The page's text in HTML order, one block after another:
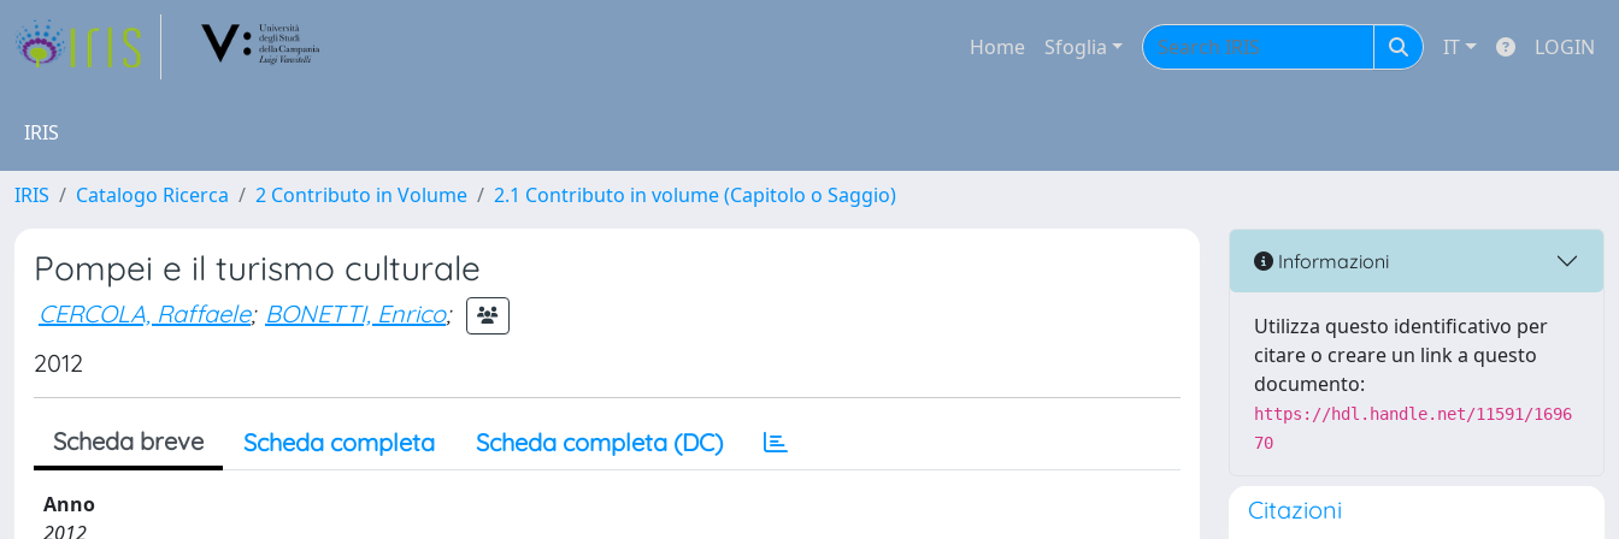
Home Sfoglia IT LOGIN
IRIS
IRIS Catalogo Ricerca 2 Contributo in Volume 2.1 Contributo in volume (Capitolo o Saggio)
Pompei e il turismo culturale
CERCOLA, Raffaele; BONETTI, Enrico;
2012
Scheda breve Scheda completa Scheda completa (DC)
Anno
2012
Informazioni
Utilizza questo identificativo per
citare o creare un link a questo
documento:
https://hdl.handle.net/11591/1696
70
Citazioni